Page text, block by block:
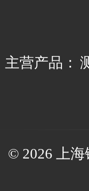
主营产品：
© 2026 上